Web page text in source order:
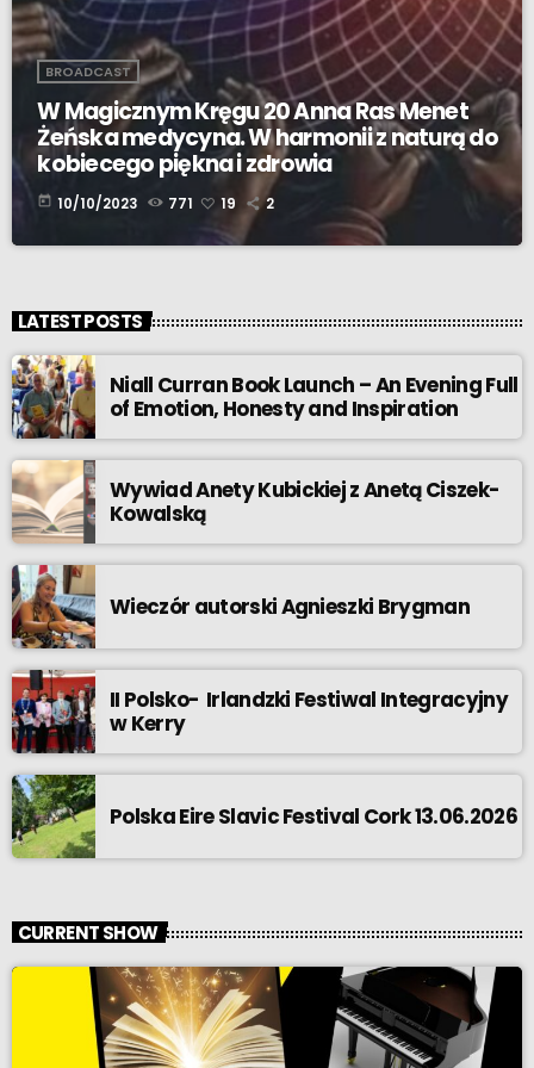
BROADCAST
W Magicznym Kręgu 20 Anna Ras Menet
Żeńska medycyna. W harmonii z naturą do
kobiecego piękna i zdrowia
today 10/10/2023 771 19 2
LATEST POSTS
Niall Curran Book Launch – An Evening Full
of Emotion, Honesty and Inspiration
Wywiad Anety Kubickiej z Anetą Ciszek-
Kowalską
Wieczór autorski Agnieszki Brygman
II Polsko- Irlandzki Festiwal Integracyjny
w Kerry
Polska Eire Slavic Festival Cork 13.06.2026
CURRENT SHOW